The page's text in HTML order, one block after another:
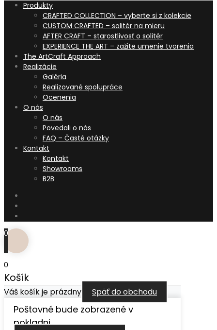
Produkty
CRAFTED COLLECTION – vyberte si z kolekcie
CUSTOM CRAFTED – solitér na mieru
AFTER CRAFT – starostlivosť o solitér
EXPERIENCE THE ART – zažite umenie tvorenia
The ArtCraft Approach
Realizácie
Galéria
Realizované spolupráce
Ocenenia
O nás
O nás
Povedali o nás
FAQ – Časté otázky
Kontakt
Kontakt
Showrooms
B2B
0
0
Košík
Váš košík je prázdny Späť do obchodu
Poštovné bude zobrazené v
pokladni.